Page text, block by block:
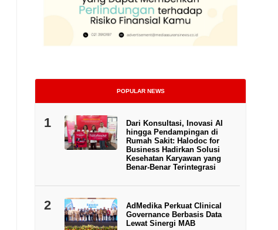
POPULAR NEWS
1
Dari Konsultasi, Inovasi AI
hingga Pendampingan di
Rumah Sakit: Halodoc for
Business Hadirkan Solusi
Kesehatan Karyawan yang
Benar-Benar Terintegrasi
2
AdMedika Perkuat Clinical
Governance Berbasis Data
Lewat Sinergi MAB